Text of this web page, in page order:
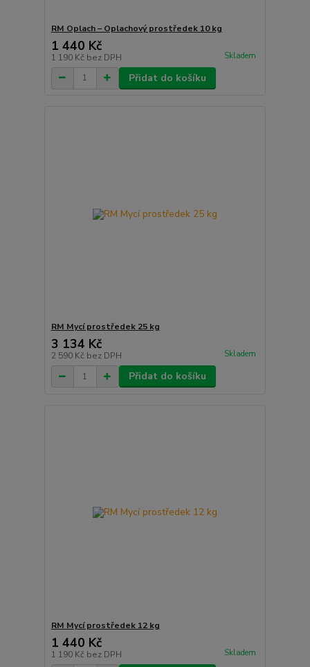
RM Oplach – Oplachový prostředek 10 kg
1 440 Kč
1 190 Kč bez DPH Skladem
Přidat do košíku
RM Mycí prostředek 25 kg
3 134 Kč
2 590 Kč bez DPH Skladem
Přidat do košíku
RM Mycí prostředek 12 kg
1 440 Kč
1 190 Kč bez DPH Skladem